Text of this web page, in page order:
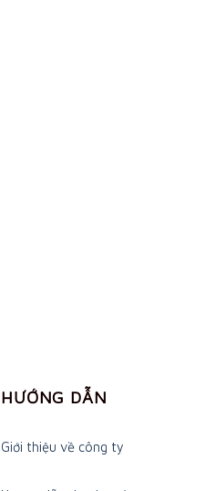
HƯỚNG DẪN
Giới thiệu về công ty